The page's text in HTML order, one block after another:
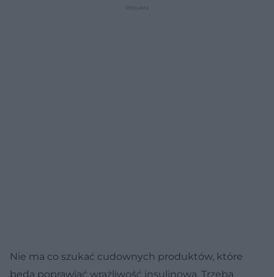
Nie ma co szukać cudownych produktów, które
będą poprawiać wrażliwość insulinową. Trzeba